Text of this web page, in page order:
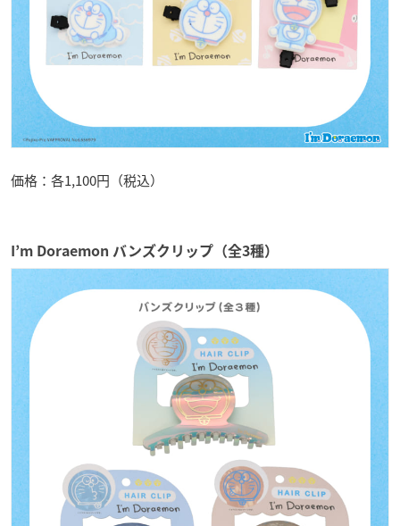
価格：各1,100円（税込）
I’m Doraemon バンズクリップ（全3種）